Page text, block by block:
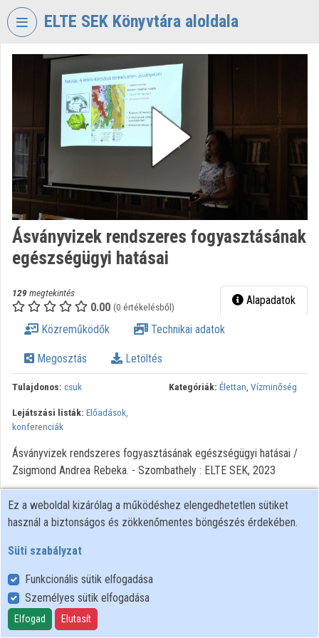
Fejléc kihagyása
ELTE SEK Könyvtára aloldala
VIDEO
SAVARIA
KÖNYVTÁR
ÉS
LEVÉLTÁR
Intézményi kezdőlap
Bejelentkezés
Intézményi felfedezés
Kategóriák
Intézményi listák
Intézmények
Közreműködők
Ásványvizek rendszeres fogyasztásának
egészségügyi hatásai
129megtekintés
0.00 (0 értékelésből) Alapadatok
Közreműködők Technikai adatok
Megosztás Letöltés
Tulajdonos: csuk Kategóriák: Élettan, Vízminőség
Lejátszási listák: Előadások,
konferenciák
Ásványvizek rendszeres fogyasztásának egészségügyi hatásai /
Zsigmond Andrea Rebeka. - Szombathely : ELTE SEK, 2023
Felhasználói szabályzat
Adatkezelési tájékoztató
Süti szabályzat
Ez a weboldal kizárólag a működéshez elengedhetetlen sütiket
használ a biztonságos és zökkenőmentes böngészés érdekében.
Süti szabályzat
Funkcionális sütik elfogadása
Személyes sütik elfogadása
Elfogad Elutasít